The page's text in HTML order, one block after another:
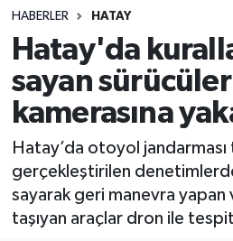
HABERLER HATAY
Hatay'da
sayan
kamerasına
Hatay’da otoyol jandarması
gerçekleştirilen
sayarak geri manevra yapan
taşıyan araçlar dron ile